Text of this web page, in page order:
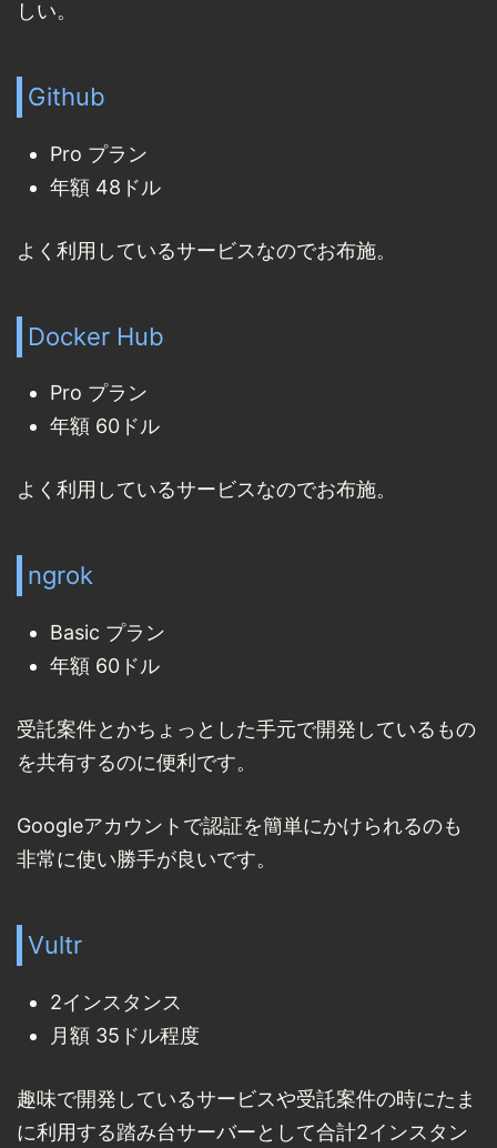
しい。
Github
Pro プラン
年額 48ドル
よく利用しているサービスなのでお布施。
Docker Hub
Pro プラン
年額 60ドル
よく利用しているサービスなのでお布施。
ngrok
Basic プラン
年額 60ドル
受託案件とかちょっとした手元で開発しているもの
を共有するのに便利です。
Googleアカウントで認証を簡単にかけられるのも
非常に使い勝手が良いです。
Vultr
2インスタンス
月額 35ドル程度
趣味で開発しているサービスや受託案件の時にたま
に利用する踏み台サーバーとして合計2インスタン